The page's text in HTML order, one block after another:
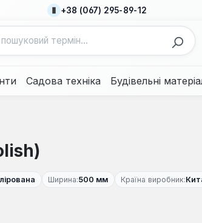
+38 (067) 295-89-12
Садова техніка Будівельні
Ширина:500 мм Країна виробник: